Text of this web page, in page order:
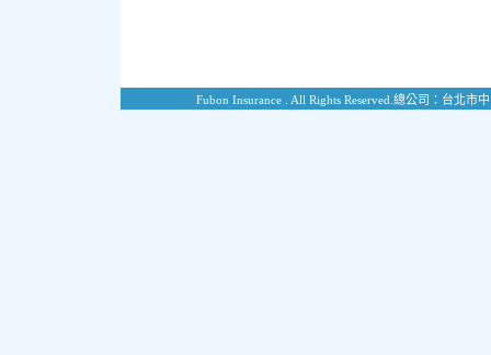
Fubon Insurance . All Rights Reserved. 總公司：台北市